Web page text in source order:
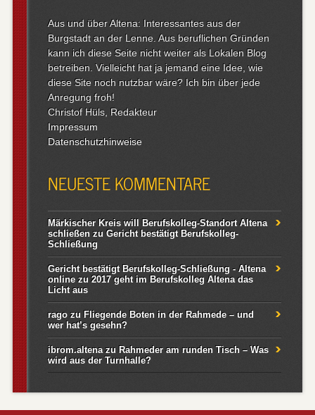
Aus und über Altena: Interessantes aus der
Burgstadt an der Lenne. Aus beruflichen Gründen
kann ich diese Seite nicht weiter als Lokalen Blog
betreiben. Vielleicht hat ja jemand eine Idee, wie
diese Site noch nutzbar wäre? Ich bin über jede
Anregung froh!
Christof Hüls, Redakteur
Impressum
Datenschutzhinweise
NEUESTE KOMMENTARE
Märkischer Kreis will Berufskolleg-Standort Altena
schließenzuGericht bestätigt Berufskolleg-
Schließung
Gericht bestätigt Berufskolleg-Schließung - Altena
onlinezu2017 geht im Berufskolleg Altena das
Licht aus
ragozu Fliegende Boten in der Rahmede – und
wer hat’s gesehn?
ibrom.altenazu Rahmeder am runden Tisch – Was
wird aus der Turnhalle?